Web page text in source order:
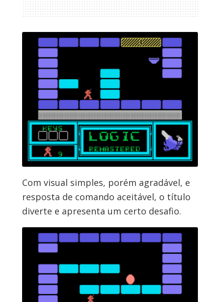
Com visual simples, porém agradável, e
resposta de comando aceitável, o título
diverte e apresenta um certo desafio.